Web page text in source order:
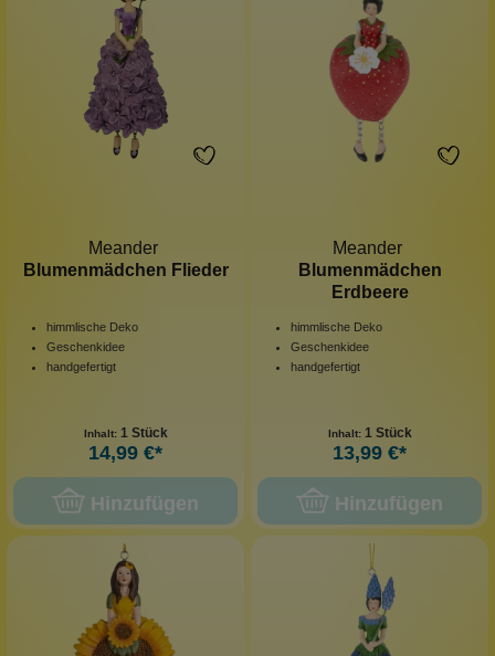
Meander
Blumenmädchen Flieder
himmlische Deko
Geschenkidee
handgefertigt
Inhalt: 1 Stück
14,99 €*
Hinzufügen
Meander
Blumenmädchen
Erdbeere
himmlische Deko
Geschenkidee
handgefertigt
Inhalt: 1 Stück
13,99 €*
Hinzufügen